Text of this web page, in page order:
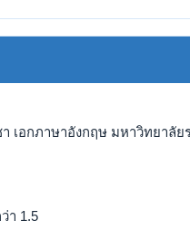
กภาษาอังกฤษ มหาวิทยาลัย
า 1.5